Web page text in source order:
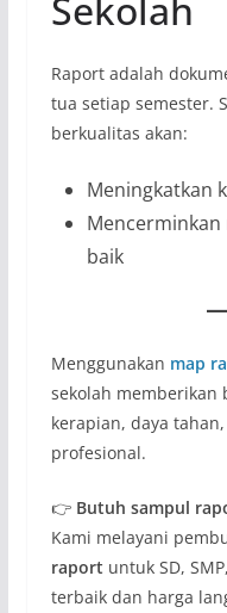
Raport adalah
tua setiap semester.
berkualitas akan:
Meningkatkan
Mencerminkan
baik
Menggunakan map
sekolah memberikan
kerapian, daya
profesional.
👉 Butuh sampul
Kami melayani
raport untuk SD,
terbaik dan harga